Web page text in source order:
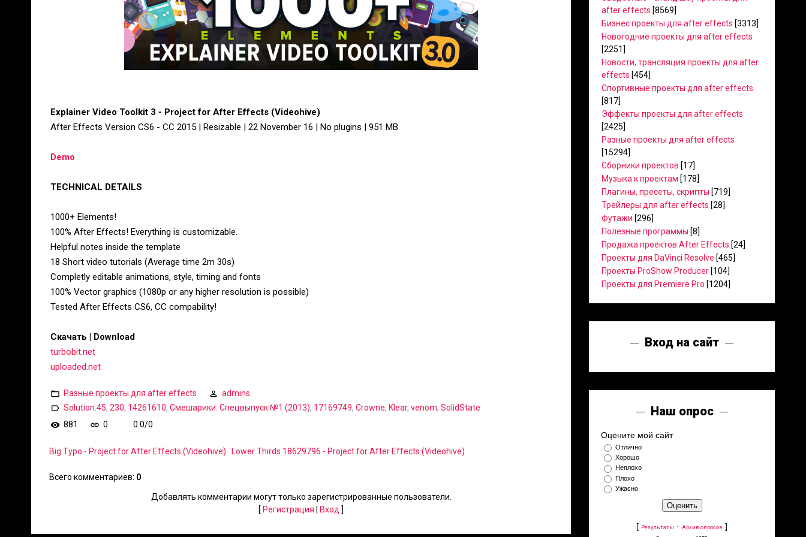
Explainer Video Toolkit 3 - Project for After Effects (Videohive)
After Effects Version CS6 - CC 2015 | Resizable | 22 November 16 | No plugins | 951 MB
Demo
TECHNICAL DETAILS
1000+ Elements!
100% After Effects! Everything is customizable.
Helpful notes inside the template
18 Short video tutorials (Average time 2m 30s)
Completly editable animations, style, timing and fonts
100% Vector graphics (1080p or any higher resolution is possible)
Tested After Effects CS6, CC compability!
Скачать | Download
turbobit.net
uploaded.net
Разные проекты для after effects
admins
Solution.45, 230, 14261610, Смешарики: Спецвыпуск №1 (2013), 17169749, Crowne, Klear, venom, SolidState
881
0 0.0/0
Big Typo - Project for After Effects (Videohive) Lower Thirds 18629796 - Project for After Effects (Videohive)
Всего комментариев: 0
Добавлять комментарии могут только зарегистрированные пользователи.
[ Регистрация Вход ]
after effects [8569]
Бизнес проекты для after effects [3313]
Новогодние проекты для after effects
[2251]
Новости, трансляция проекты для after
effects [454]
Спортивные проекты для after effects
[817]
Эффекты проекты для after effects
[2425]
Разные проекты для after effects
[15294]
Сборники проектов [17]
Музыка к проектам [178]
Плагины, пресеты, скрипты [719]
Трейлеры для after effects [28]
Футажи [296]
Полезные программы [8]
Продажа проектов After Effects [24]
Проекты для DaVinci Resolve [465]
Проекты ProShow Producer [104]
Проекты для Premiere Pro [1204]
Вход на сайт
Наш опрос
Оцените мой сайт
Отлично
Хорошо
Неплохо
Плохо
Ужасно
[ Результаты · Архив опросов ]